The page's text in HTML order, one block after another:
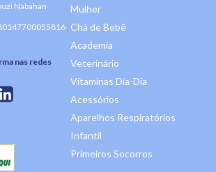
Nabahan
nas redes
Mulher
Chá de Bebê
Academia
Veterinário
Vitaminas Dia-Dia
Acessórios
Aparelhos Respiratórios
Infantil
Primeiros Socorros